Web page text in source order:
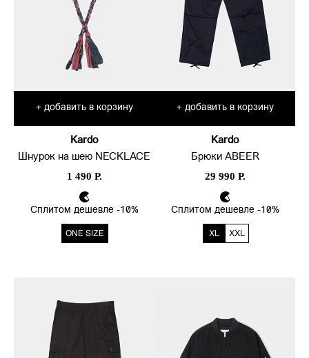
+ добавить в корзину
Kardo
Шнурок на шею NECKLACE
1 490 Р.
Сплитом дешевле -10%
ONE SIZE
+ добавить в корзину
Kardo
Брюки ABEER
29 990 Р.
Сплитом дешевле -10%
XL XXL